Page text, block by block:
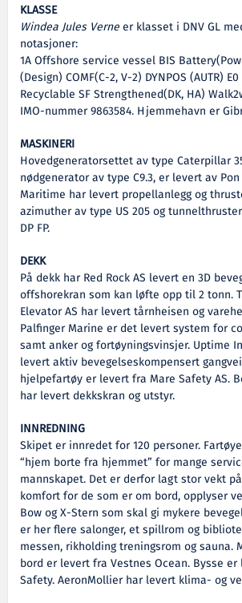
KLASSE
Windea Jules Verneer klasset i DNV GL
notasjoner:
1A Offshore service vessel BIS
(Design) COMF(C-2, V-2) DYNPOS (AUTR) E0
Recyclable SF Strengthened(DK, HA)
IMO-nummer 9863584. Hjemmehavn er
MASKINERI
Hovedgeneratorsettet av type Caterpillar
nødgenerator av type C9.3, er levert av
Maritime har levert propellanlegg og
azimuther av type US 205 og
DP FP.
DEKK
På dekk har Red Rock AS levert en 3D
offshorekran som kan løfte opp til 2 tonn.
Elevator AS har levert tårnheisen og
Palfinger Marine er det levert system for
samt anker og fortøyningsvinsjer. Uptime
levert aktiv bevegelseskompensert
hjelpefartøy er levert fra Mare Safety AS.
har levert dekkskran og utstyr.
INNREDNING
Skipet er innredet for 120 personer.
“hjem borte fra hjemmet” for mange
mannskapet. Det er derfor lagt stor vekt
komfort for de som er om bord, opplyser
Bow og X-Stern som skal gi mykere
er her flere salonger, et spillrom og
messen, rikholding treningsrom og sauna.
bord er levert fra Vestnes Ocean. Bysse
Safety. AeronMollier har levert klima- og